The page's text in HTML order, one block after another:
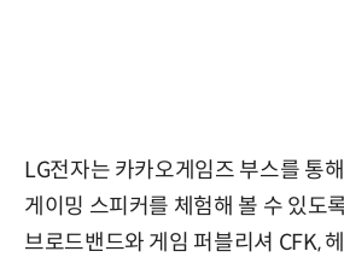
LG전자는 카카오게임즈 부스를 통
게이밍 스피커를 체험해 볼 수 있도
브로드밴드와 게임 퍼블리셔 CFK,